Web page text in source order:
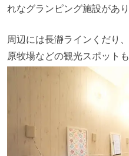
れなグランピング施設があり
周辺には長瀞ラインくだり
原牧場などの観光スポットも